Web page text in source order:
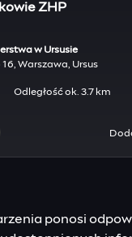
ZHP
w Ursusie
Warszawa, Ursus
Odległość ok. 3.7 km
ponosi